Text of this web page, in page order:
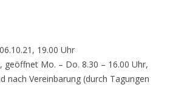
19.00 Uhr
geöffnet Mo. – Do. 8.30 – 16.00 Uhr,
nach Vereinbarung (durch Tagungen